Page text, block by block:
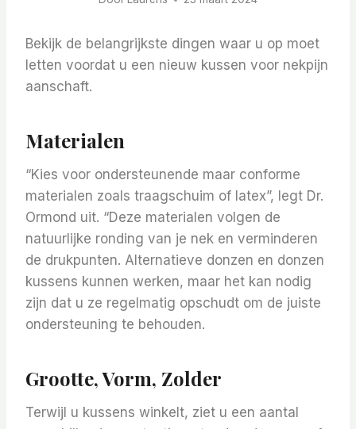
Bekijk de belangrijkste dingen waar u op moet
letten voordat u een nieuw kussen voor nekpijn
aanschaft.
Materialen
“Kies voor ondersteunende maar conforme
materialen zoals traagschuim of latex”, legt Dr.
Ormond uit. “Deze materialen volgen de
natuurlijke ronding van je nek en verminderen
de drukpunten. Alternatieve donzen en donzen
kussens kunnen werken, maar het kan nodig
zijn dat u ze regelmatig opschudt om de juiste
ondersteuning te behouden.
Grootte, Vorm, Zolder
Terwijl u kussens winkelt, ziet u een aantal